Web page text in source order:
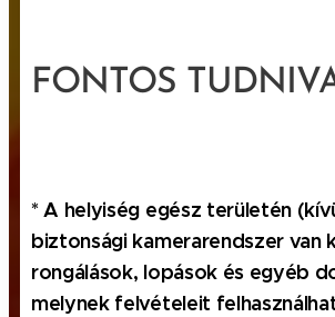
lépnek hatályba.
Székhely: 1118 Budapest Torbágy utca
E-mail:: i nfo@colorkidsparty.hu
+36-20-467-3446
FONTOS
* A helyiség egész területén
biztonsági kamerarendszer van
rongálások, lopások és egyéb
melynek felvételeit